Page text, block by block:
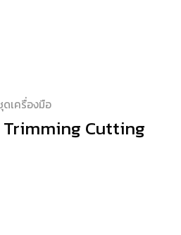
ดเครื่องมือ
Cutting